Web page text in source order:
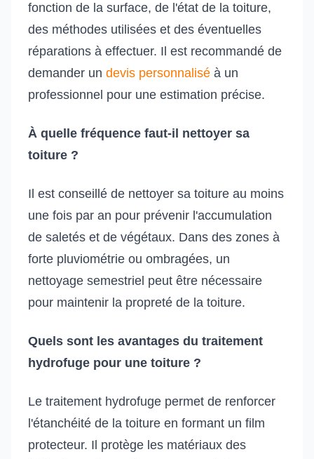
fonction de la surface, de l'état de la toiture,
des méthodes utilisées et des éventuelles
réparations à effectuer. Il est recommandé de
demander un devis personnalisé à un
professionnel pour une estimation précise.
À quelle fréquence faut-il nettoyer sa
toiture ?
Il est conseillé de nettoyer sa toiture au moins
une fois par an pour prévenir l'accumulation
de saletés et de végétaux. Dans des zones à
forte pluviométrie ou ombragées, un
nettoyage semestriel peut être nécessaire
pour maintenir la propreté de la toiture.
Quels sont les avantages du traitement
hydrofuge pour une toiture ?
Le traitement hydrofuge permet de renforcer
l'étanchéité de la toiture en formant un film
protecteur. Il protège les matériaux des